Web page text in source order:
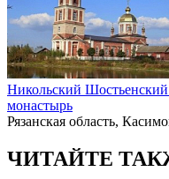
Никольский
монастырь
Рязанская область,
ЧИТАЙТЕ